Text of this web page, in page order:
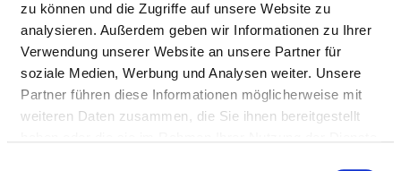
zu können und die Zugriffe auf unsere Website zu
analysieren. Außerdem geben wir Informationen zu Ihrer
Verwendung unserer Website an unsere Partner für
soziale Medien, Werbung und Analysen weiter. Unsere
Partner führen diese Informationen möglicherweise mit
weiteren Daten zusammen, die Sie ihnen bereitgestellt
DAS KRANKENHAUS PASST ZU IHREN
SUCHKRITERIEN
Wo: Mecklenburg-Vorpommern
Anzahl Betten: 0 - 3500